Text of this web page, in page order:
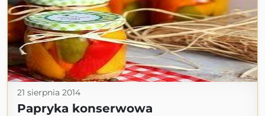
21 sierpnia 2014
Papryka konserwowa